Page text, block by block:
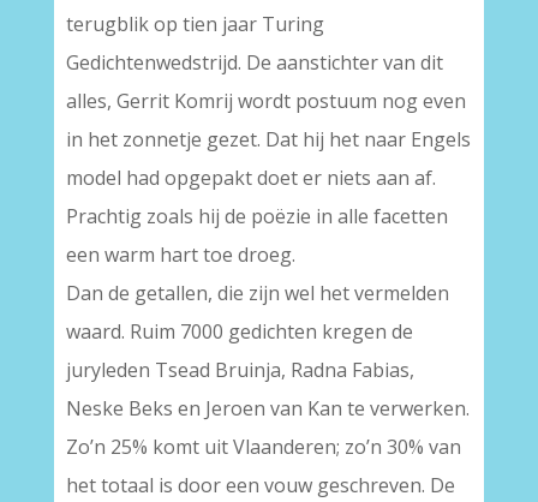
terugblik op tien jaar Turing
Gedichtenwedstrijd. De aanstichter van dit
alles, Gerrit Komrij wordt postuum nog even
in het zonnetje gezet. Dat hij het naar Engels
model had opgepakt doet er niets aan af.
Prachtig zoals hij de poëzie in alle facetten
een warm hart toe droeg.
Dan de getallen, die zijn wel het vermelden
waard. Ruim 7000 gedichten kregen de
juryleden Tsead Bruinja, Radna Fabias,
Neske Beks en Jeroen van Kan te verwerken.
Zo’n 25% komt uit Vlaanderen; zo’n 30% van
het totaal is door een vouw geschreven. De